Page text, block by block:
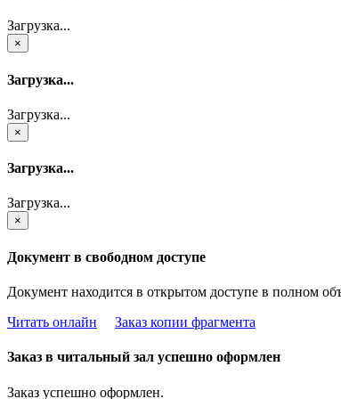
Загрузка...
×
Загрузка...
Загрузка...
×
Загрузка...
Загрузка...
×
Документ в свободном доступе
Документ находится в открытом доступе в полном
Читать онлайн
Заказ копии фрагмента
Заказ в читальный зал успешно оформлен
Заказ успешно оформлен.